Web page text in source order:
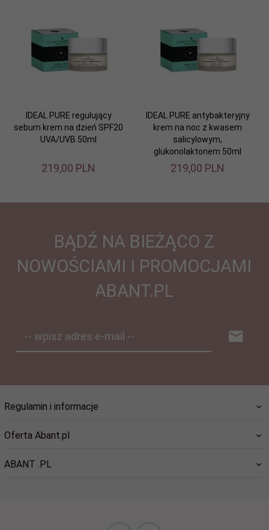
IDEAL PURE regulujący
sebum krem na dzień SPF20
UVA/UVB 50ml
219,00 PLN
IDEAL PURE antybakteryjny
krem na noc z kwasem
salicylowym,
glukonolaktonem 50ml
219,00 PLN
BĄDŹ NA BIEŻĄCO Z
NOWOŚCIAMI I PROMOCJAMI
ABANT.PL
-- wpisz adres e-mail --
Regulamin i informacje
Oferta Abant.pl
ABANT .PL